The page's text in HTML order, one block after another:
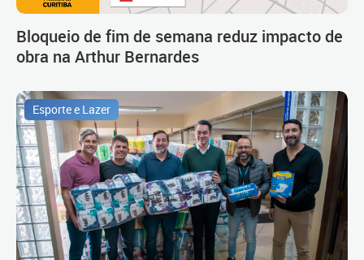
Bloqueio de fim de semana reduz impacto de
obra na Arthur Bernardes
Esporte e Lazer